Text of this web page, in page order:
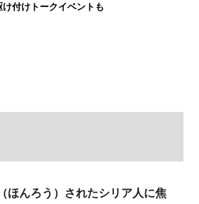
付けトークイベントも
んろう）されたシリア人に焦